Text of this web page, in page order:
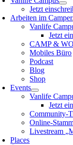
Jetzt
Arbeiten im Camper
Vanlife
Jetzt
CAMP &
Mobiles Büro
Podcast
Blog
Shop
Events
Vanlife
Jetzt
Community-
Online-
Livestream
Places